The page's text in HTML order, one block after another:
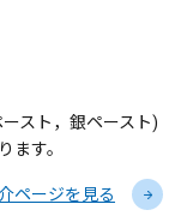
スト，銀ペースト)
ます。
ページを見る